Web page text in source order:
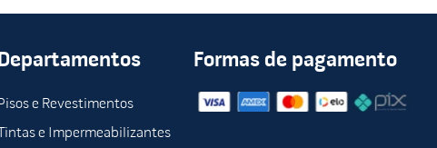
Pisos e Revestimentos
Tintas e Impermeabilizantes
Formas de pagamento